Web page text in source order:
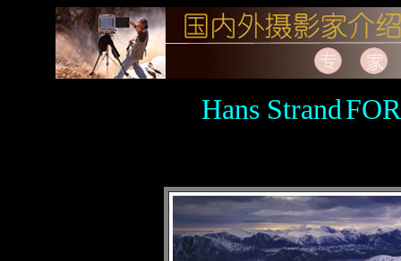
Hans Strand